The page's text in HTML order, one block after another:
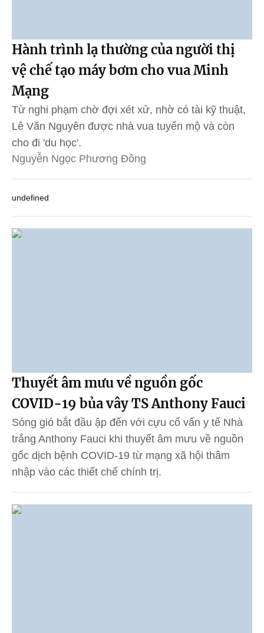
Hành trình lạ thường của người thị
vệ chế tạo máy bơm cho vua Minh
Mạng
Từ nghi phạm chờ đợi xét xử, nhờ có tài kỹ thuật,
Lê Văn Nguyên được nhà vua tuyển mộ và còn
cho đi 'du học'.
Nguyễn Ngọc Phương Đông
undefined
Thuyết âm mưu về nguồn gốc
COVID-19 bủa vây TS Anthony Fauci
Sóng gió bắt đầu ập đến với cựu cố vấn y tế Nhà
trắng Anthony Fauci khi thuyết âm mưu về nguồn
gốc dịch bệnh COVID-19 từ mạng xã hội thâm
nhập vào các thiết chế chính trị.